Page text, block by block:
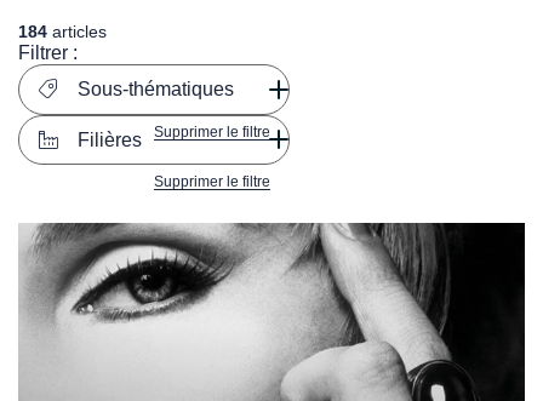
184 articles
Filtrer :
Sous-thématiques
Supprimer le filtre
Filières
Supprimer le filtre